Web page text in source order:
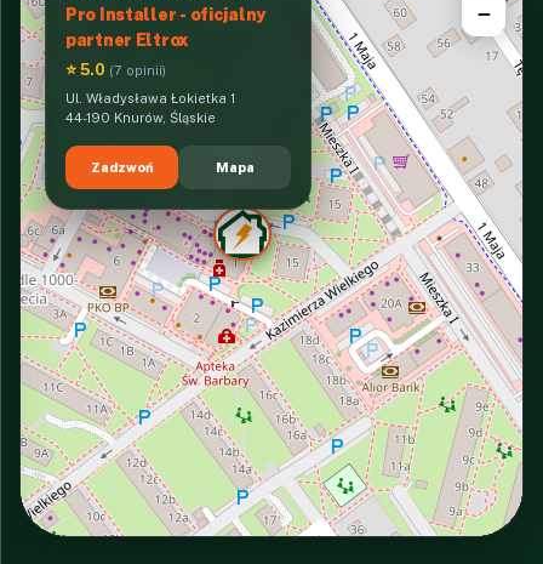
Pro Installer - oficjalny
partner Eltrox
⭐ 5.0 (7 opinii)
Ul. Władysława Łokietka 1
44-190 Knurów, Śląskie
Zadzwoń Mapa
−
INTERACTIVE VIEW